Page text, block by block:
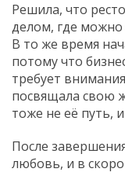
Решила, что
делом, где можно
В то же время
потому что
требует
посвящала свою
тоже не её путь,
После
любовь, и в